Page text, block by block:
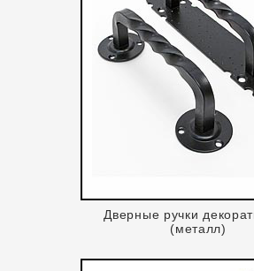
Дверные ручки
(металл)